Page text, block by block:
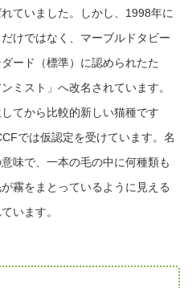
ていました。しかし、1998年に
けではなく、マーブルドタビー
ード（標準）に認められたた
ミスト」へ改名されています。
てから比較的新しい猫種です
では仮認定を受けています。名
味で、一本の毛の中に何種類も
霧をまとっているように見える
います。